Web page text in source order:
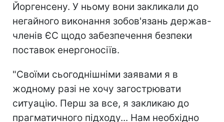
Йоргенсену. У ньому вони закликали до
негайного виконання зобов'язань держав-
членів ЄС щодо забезпечення безпеки
поставок енергоносіїв.
"Своїми сьогоднішніми заявами я в
жодному разі не хочу загострювати
ситуацію. Перш за все, я закликаю до
прагматичного підходу... Нам необхідно